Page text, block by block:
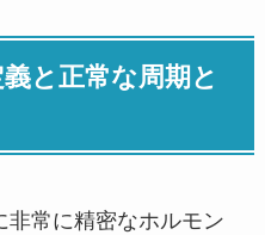
と正常な周期と
常に精密なホルモン